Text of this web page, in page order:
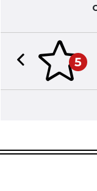
5
Previous slide